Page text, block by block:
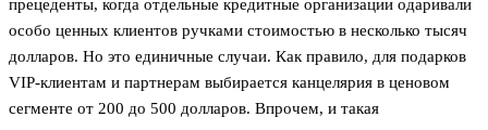
прецеденты, когда отдельные кредитные организации одаривали
особо ценных клиентов ручками стоимостью в несколько тысяч
долларов. Но это единичные случаи. Как правило, для подарков
VIP-клиентам и партнерам выбирается канцелярия в ценовом
сегменте от 200 до 500 долларов. Впрочем, и такая